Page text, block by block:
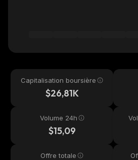
Capitalisation boursière
$26,81K
Volume 24h
$15,09
Offre totale